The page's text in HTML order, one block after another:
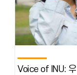
Voice of INU: